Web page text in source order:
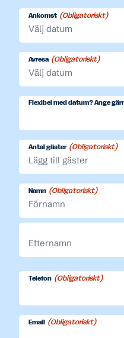
Ankomst (Obligatoriskt)
MM
snedstreck
snedstreck
ÅÅÅÅ
Avresa (Obligatoriskt)
MM
snedstreck
snedstreck
ÅÅÅÅ
Flexibel med datum? Ange
Antal gäster (Obligatoriskt)
Namn (Obligatoriskt)
Förnamn
Telefon (Obligatoriskt)
Email (Obligatoriskt)